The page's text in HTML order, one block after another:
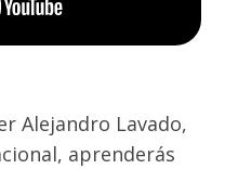
Alejandro Lavado,
aprenderás